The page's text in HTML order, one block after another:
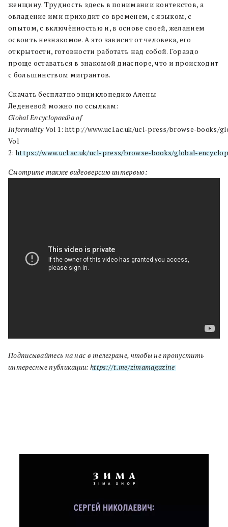
женщину. Трудность здесь в понимании контекстов, а
овладение ими приходит со временем, с языком, с
опытом, с включённостью и, в основе своей, желанием
освоить незнакомое. А это зависит от человека, его
открытости, готовности работать над собой. Гораздо
проще оставаться в знакомой диаспоре, что и происходит
с большинством мигрантов.
Скачать бесплатно энциклопедию Алены
Леденевой можно по ссылкам:
Global Encyclopaedia of
InformalityVol 1:http://www.ucl.ac.uk/ucl-press/browse-books/
Vol
2:https://www.ucl.ac.uk/ucl-press/browse-books/global-
Смотрите также видеоверсию интервью:
Подписывайтесь на нас в телеграме, чтобы не пропустить
интересные публикации: https://t.me/zimamagazine